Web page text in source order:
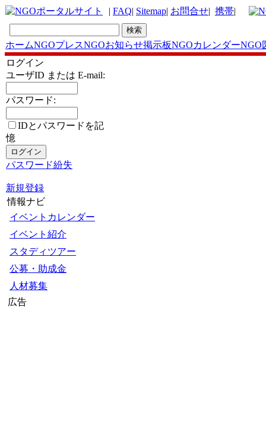
| FAQ| Sitemap| お問合せ| 携帯|
ホームNGOプレスNGOお知らせ掲示板NGOカレンダーNGO
ログイン
ユーザID または E-mail:
パスワード:
IDとパスワードを記
憶
パスワード紛失
新規登録
情報ナビ
イベントカレンダー
イベント紹介
スタディツアー
公募・助成金
人材募集
広告